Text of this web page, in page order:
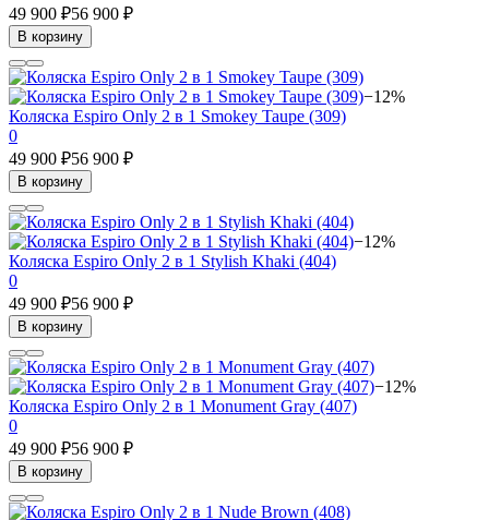
49 900 ₽56 900 ₽
В корзину
−12%
Коляска Espiro Only 2 в 1 Smokey Taupe (309)
0
49 900 ₽56 900 ₽
В корзину
−12%
Коляска Espiro Only 2 в 1 Stylish Khaki (404)
0
49 900 ₽56 900 ₽
В корзину
−12%
Коляска Espiro Only 2 в 1 Monument Gray (407)
0
49 900 ₽56 900 ₽
В корзину